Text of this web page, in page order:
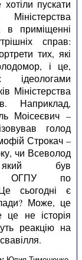
пускати
в приміщенні
справ:
тих, які
і це,
ідеологами
Міністерства
Наприклад,
Моісеєвич –
голод
Строкач –
чи Всеволод
який був
ОГПУ по
Це сьогодні є
Може, це
це не історія
реакцію на